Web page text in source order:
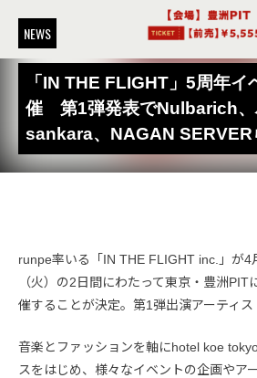
NEWS
「IN THE FLIGHT」5周年イ
催 第1弾発表でNulbarich、
sankara、NAGAN SERVER
runpe率いる「IN THE FLIGHT inc.」が4
（火）の2日間にわたって東京・豊洲PIT
催することが決定。第1弾出演アーティス
音楽とファッションを軸にhotel koe
スをはじめ、様々なイベントの企画やア